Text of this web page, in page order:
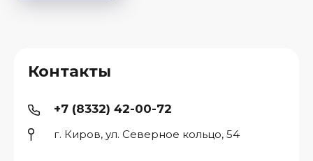
Контакты
+7 (8332) 42-00-72
г. Киров, ул. Северное кольцо, 54